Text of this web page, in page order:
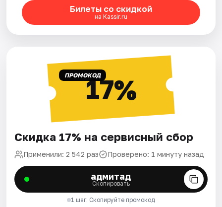
Билеты со скидкой
на Kassir.ru
ПРОМОКОД17%
Скидка 17% на сервисный сбор
Применили: 2 542 раз Проверено: 1 минуту назад
адмитад
Скопировать
1 шаг. Скопируйте промокод